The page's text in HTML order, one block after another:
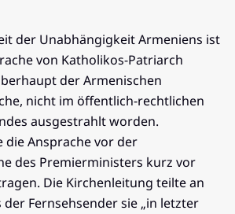
der Unabhängigkeit Armeniens ist
von Katholikos-Patriarch
der Armenischen
nicht im öffentlich-rechtlichen
ausgestrahlt worden.
Ansprache vor der
des Premierministers kurz vor
Die Kirchenleitung teilte an
der Fernsehsender sie „in letzter